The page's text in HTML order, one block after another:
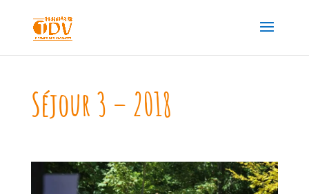
Séjour 3 – 2018